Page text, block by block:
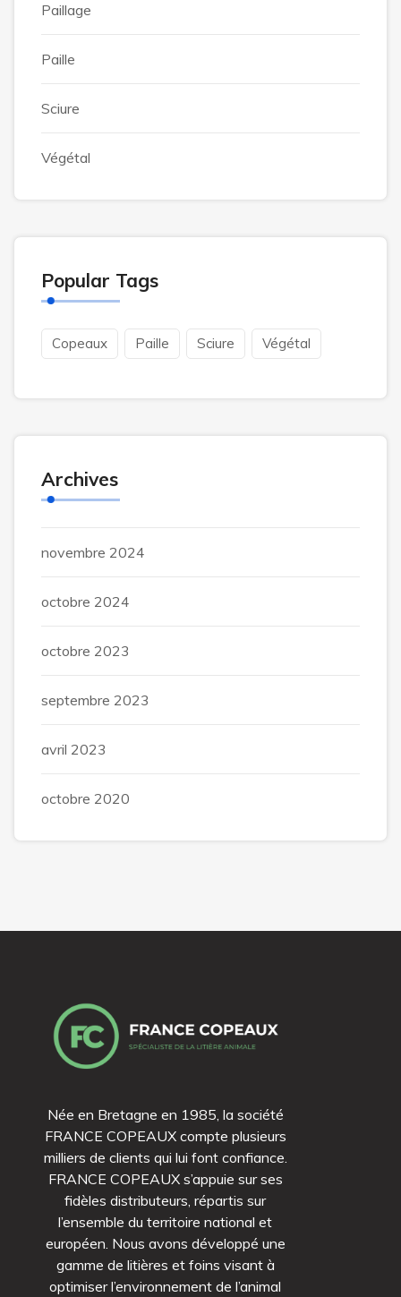
Paillage
Paille
Sciure
Végétal
Popular Tags
Copeaux Paille Sciure Végétal
Archives
novembre 2024
octobre 2024
octobre 2023
septembre 2023
avril 2023
octobre 2020
Née en Bretagne en 1985, la société
FRANCE COPEAUX compte plusieurs
milliers de clients qui lui font confiance.
FRANCE COPEAUX s’appuie sur ses
fidèles distributeurs, répartis sur
l’ensemble du territoire national et
européen. Nous avons développé une
gamme de litières et foins visant à
optimiser l’environnement de l’animal